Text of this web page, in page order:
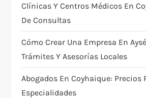
Clínicas Y Centros Médicos En
De Consultas
Cómo Crear Una Empresa En
Trámites Y Asesorías Locales
Abogados En Coyhaique: Precios
Especialidades